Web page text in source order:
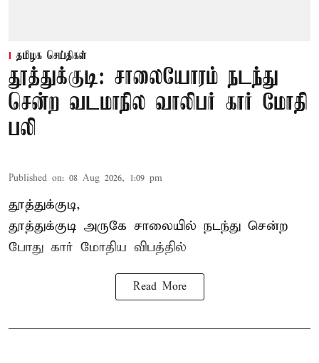
தமிழக செய்திகள்
தூத்துக்குடி: சாலையோரம் நடந்து
சென்ற வடமாநில வாலிபர் கார் மோதி
பலி
Published on: 08 Aug 2026, 1:09 pm
தூத்துக்குடி,
தூத்துக்குடி அருகே சாலையில் நடந்து சென்ற
போது கார் மோதிய விபத்தில்
Read More